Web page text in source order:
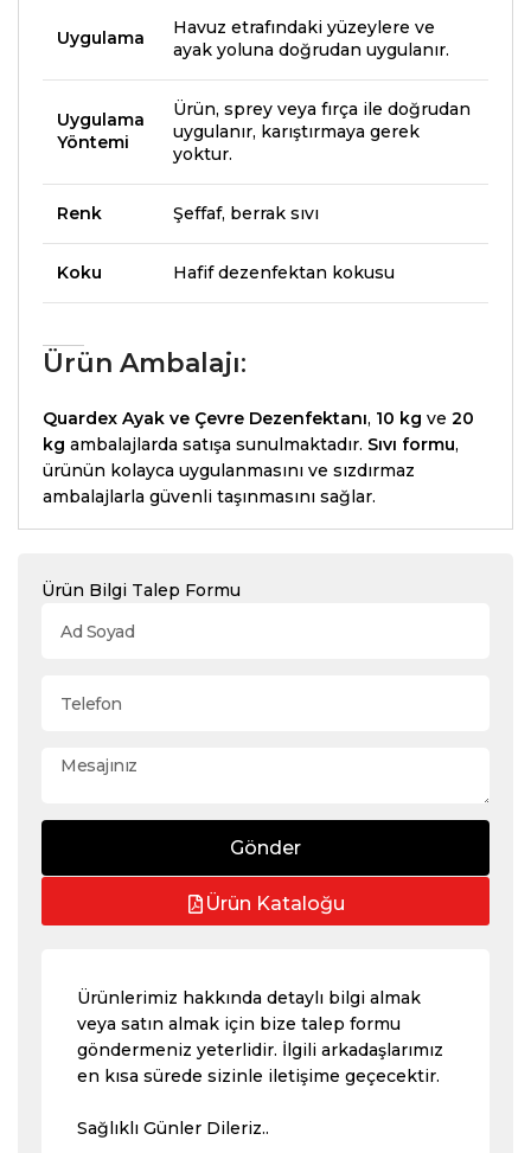
Uygulama
Havuz etrafındaki yüzeylere ve
ayak yoluna doğrudan uygulanır.
Uygulama
Yöntemi
Ürün, sprey veya fırça ile doğrudan
uygulanır, karıştırmaya gerek
yoktur.
Renk Şeffaf, berrak sıvı
Koku Hafif dezenfektan kokusu
Ürün Ambalajı:
Quardex Ayak ve Çevre Dezenfektanı, 10 kg ve 20
kg ambalajlarda satışa sunulmaktadır. Sıvı formu,
ürünün kolayca uygulanmasını ve sızdırmaz
ambalajlarla güvenli taşınmasını sağlar.
Ürün Bilgi Talep Formu
Gönder
Ürün Kataloğu
Ürünlerimiz hakkında detaylı bilgi almak
veya satın almak için bize talep formu
göndermeniz yeterlidir. İlgili arkadaşlarımız
en kısa sürede sizinle iletişime geçecektir.
Sağlıklı Günler Dileriz..